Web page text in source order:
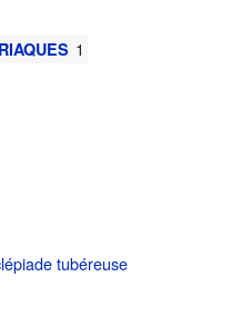
1
tubéreuse